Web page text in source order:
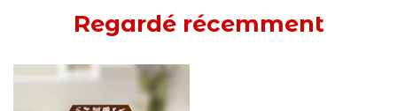
Regardé récemment